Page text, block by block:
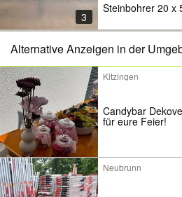
3
Steinbohrer 20 x
Alternative Anzeigen in der
Kitzingen
Candybar
für eure Feier!
Neubrunn